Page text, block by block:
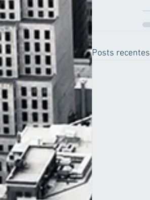
Posts recentes